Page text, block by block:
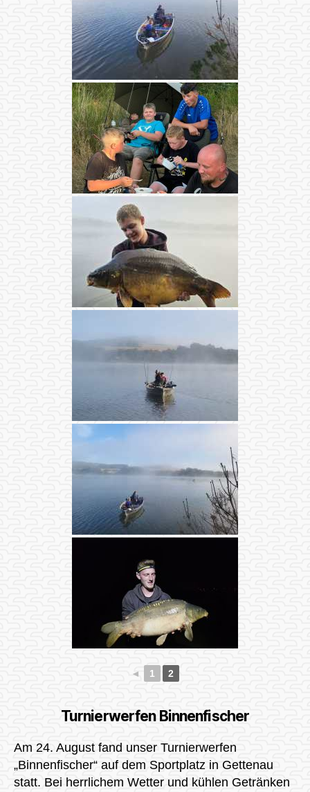
◄ 1 2
Turnierwerfen Binnenfischer
Am 24. August fand unser Turnierwerfen
„Binnenfischer“ auf dem Sportplatz in Gettenau
statt. Bei herrlichem Wetter und kühlen Getränken